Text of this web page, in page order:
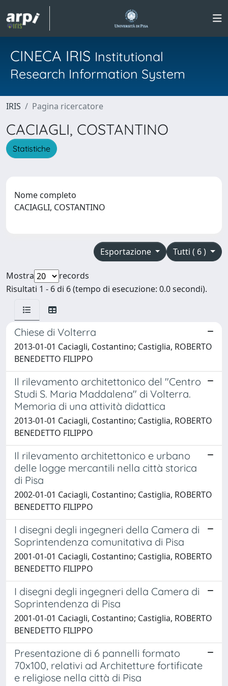
CINECA IRIS Institutional
Research Information System
IRIS Pagina ricercatore
CACIAGLI, COSTANTINO
Statistiche
Nome completo
CACIAGLI, COSTANTINO
Tutti ( 6 )
Esportazione
Mostra
records
Risultati 1 - 6 di 6 (tempo di esecuzione: 0.0 secondi).
Chiese di Volterra
2013-01-01 Caciagli, Costantino; Castiglia, ROBERTO
BENEDETTO FILIPPO
Il rilevamento architettonico del "Centro
Studi S. Maria Maddalena" di Volterra.
Memoria di una attività didattica
2013-01-01 Caciagli, Costantino; Castiglia, ROBERTO
BENEDETTO FILIPPO
Il rilevamento architettonico e urbano
delle logge mercantili nella città storica
di Pisa
2002-01-01 Caciagli, Costantino; Castiglia, ROBERTO
BENEDETTO FILIPPO
I disegni degli ingegneri della Camera di
Soprintendenza comunitativa di Pisa
2001-01-01 Caciagli, Costantino; Castiglia, ROBERTO
BENEDETTO FILIPPO
I disegni degli ingegneri della Camera di
Soprintendenza di Pisa
2001-01-01 Caciagli, Costantino; Castiglia, ROBERTO
BENEDETTO FILIPPO
Presentazione di 6 pannelli formato
70x100, relativi ad Architetture fortificate
e religiose nella città di Pisa